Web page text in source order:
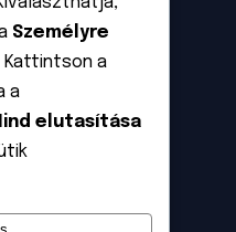
Személyre
a
a
elutasítása